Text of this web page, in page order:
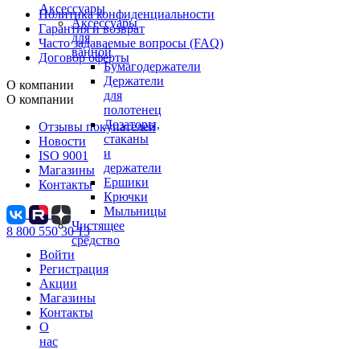
Аксессуары
Аксессуары
для
ванной
Бумагодержатели
Держатели
для
полотенец
Дозаторы,
стаканы
и
держатели
Ершики
Крючки
Мыльницы
Чистящее
средство
Войти
Регистрация
Акции
Магазины
Контакты
О
нас
Политика конфиденциальности
Гарантия и возврат
Часто задаваемые вопросы (FAQ)
Договор оферты
О компании
О компании
Отзывы покупателей
Новости
ISO 9001
Магазины
Контакты
8 800 550 30 13